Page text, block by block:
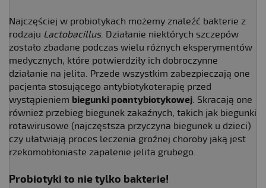
Najczęściej w probiotykach możemy znaleźć bakterie z
rodzaju Lactobacillus. Działanie niektórych szczepów
zostało zbadane podczas wielu różnych eksperymentów
medycznych, które potwierdziły ich dobroczynne
działanie na jelita. Przede wszystkim zabezpieczają one
pacjenta stosującego antybiotykoterapię przed
wystąpieniem biegunki poantybiotykowej. Skracają one
również przebieg biegunek zakaźnych, takich jak biegunki
rotawirusowe (najczęstsza przyczyna biegunek u dzieci)
czy ułatwiają proces leczenia groźnej choroby jaką jest
rzekomobłoniaste zapalenie jelita grubego.
Probiotyki to nie tylko bakterie!